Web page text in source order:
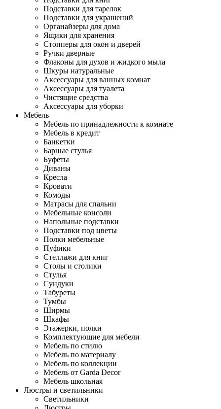
Подставки для тарелок
Подставки для украшений
Органайзеры для дома
Ящики для хранения
Стопперы для окон и дверей
Ручки дверные
Флаконы для духов и жидкого мыла
Шкуры натуральные
Аксессуары для ванных комнат
Аксессуары для туалета
Чистящие средства
Аксессуары для уборки
Мебель
Мебель по принадлежности к комнате
Мебель в кредит
Банкетки
Барные стулья
Буфеты
Диваны
Кресла
Кровати
Комоды
Матрасы для спальни
Мебельные консоли
Напольные подставки
Подставки под цветы
Полки мебельные
Пуфики
Стеллажи для книг
Столы и столики
Стулья
Сундуки
Табуреты
Тумбы
Ширмы
Шкафы
Этажерки, полки
Комплектующие для мебели
Мебель по стилю
Мебель по материалу
Мебель по коллекции
Мебель от Garda Decor
Мебель школьная
Люстры и светильники
Светильники